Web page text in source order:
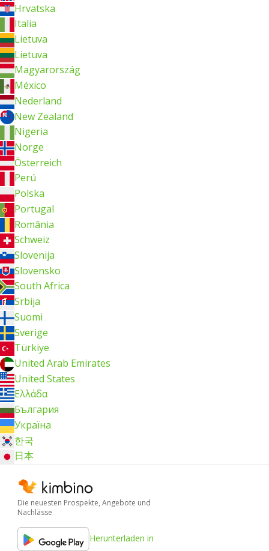
Hrvatska
Italia
Lietuva
Lietuva
Magyarország
México
Nederland
New Zealand
Nigeria
Norge
Österreich
Perú
Polska
Portugal
România
Schweiz
Slovenija
Slovensko
South Africa
Srbija
Suomi
Sverige
Türkiye
United Arab Emirates
United States
Ελλάδα
България
Україна
한국
日本
Die neuesten Prospekte, Angebote und
Nachlässe
Herunterladen in